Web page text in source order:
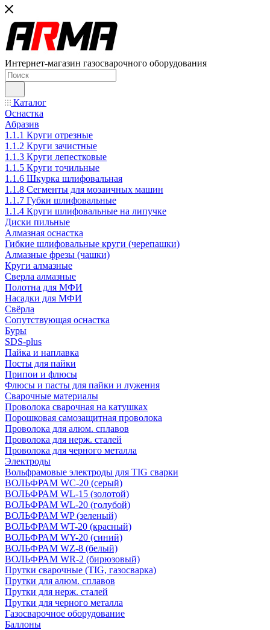
Интернет-магазин газосварочного оборудования
Каталог
Оснастка
Абразив
1.1.1 Круги отрезные
1.1.2 Круги зачистные
1.1.3 Круги лепестковые
1.1.5 Круги точильные
1.1.6 Шкурка шлифовальная
1.1.8 Сегменты для мозаичных машин
1.1.7 Губки шлифовальные
1.1.4 Круги шлифовальные на липучке
Диски пильные
Алмазная оснастка
Гибкие шлифовальные круги (черепашки)
Алмазные фрезы (чашки)
Круги алмазные
Сверла алмазные
Полотна для МФИ
Насадки для МФИ
Свёрла
Сопутствующая оснастка
Буры
SDS-plus
Пайка и наплавка
Посты для пайки
Припои и флюсы
Флюсы и пасты для пайки и лужения
Сварочные материалы
Проволока сварочная на катушках
Порошковая самозащитная проволока
Проволока для алюм. сплавов
Проволока для нерж. сталей
Проволока для черного металла
Электроды
Вольфрамовые электроды для TIG сварки
ВОЛЬФРАМ WC-20 (серый)
ВОЛЬФРАМ WL-15 (золотой)
ВОЛЬФРАМ WL-20 (голубой)
ВОЛЬФРАМ WP (зеленый)
ВОЛЬФРАМ WT-20 (красный)
ВОЛЬФРАМ WY-20 (синий)
ВОЛЬФРАМ WZ-8 (белый)
ВОЛЬФРАМ WR-2 (бирюзовый)
Прутки сварочные (TIG, газосварка)
Прутки для алюм. сплавов
Прутки для нерж. сталей
Прутки для черного металла
Газосварочное оборудование
Баллоны